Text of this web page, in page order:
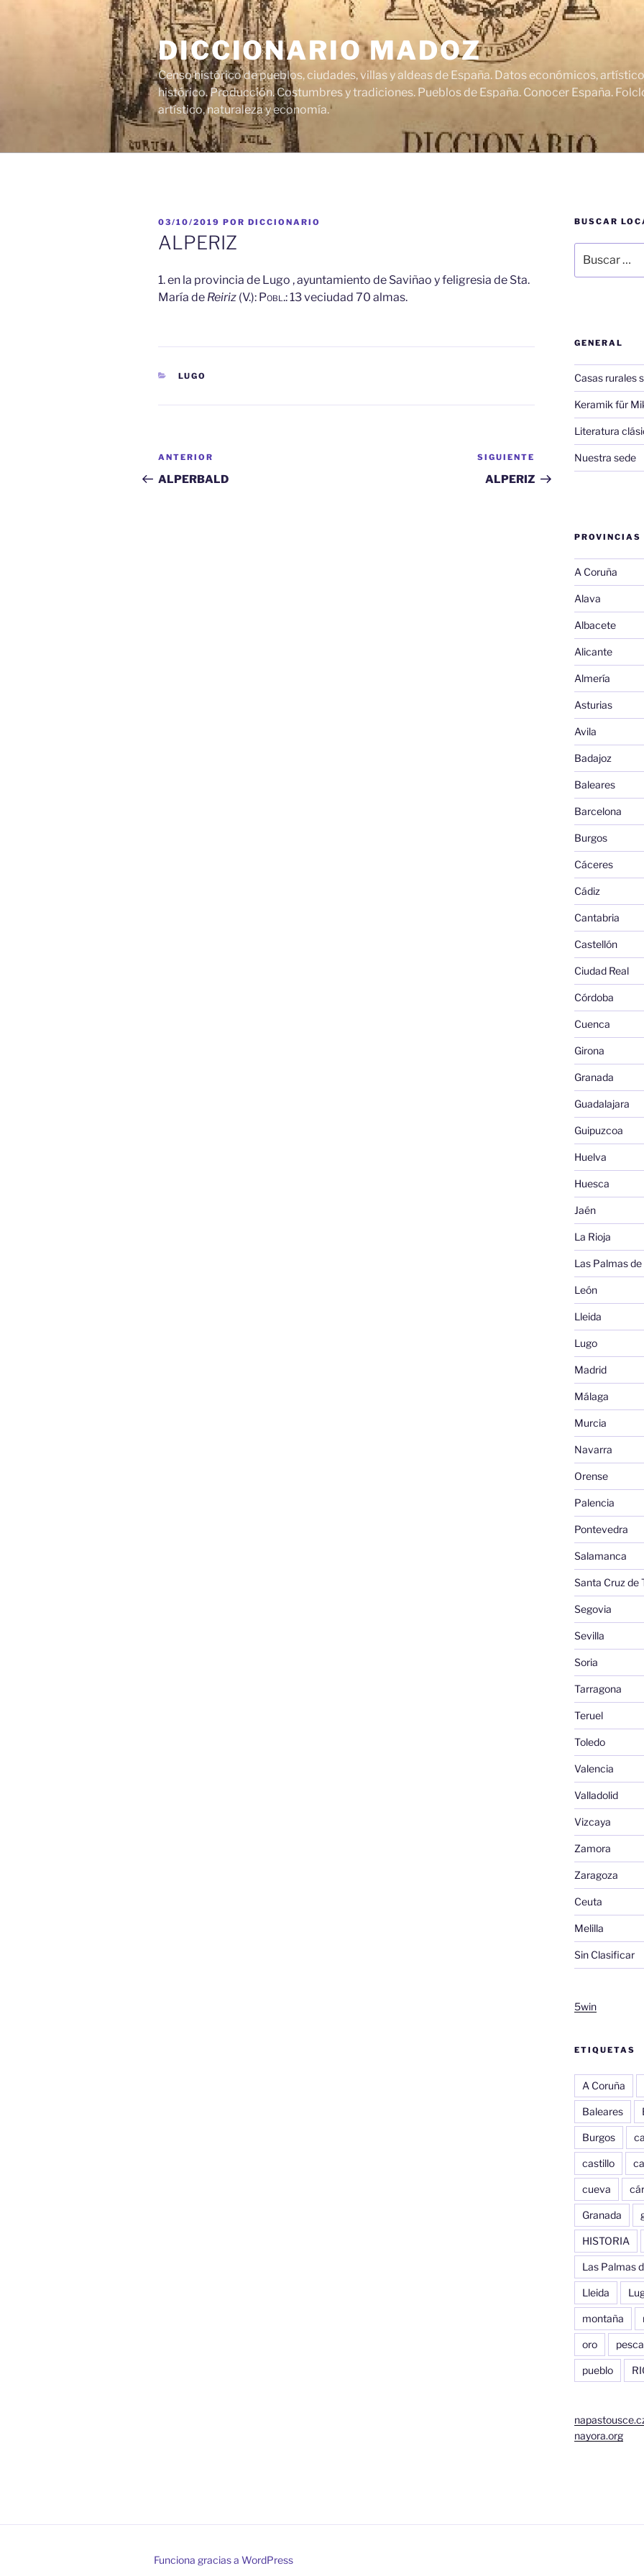
DICCIONARIO MADOZ
Censo histórico de pueblos, ciudades, villas y aldeas de España. Datos económicos,
histórico. Producción. Costumbres y tradiciones. Pueblos de España. Conocer España.
artístico, naturaleza y economía.
PUBLICADO
EL
03/10/2019 POR DICCIONARIO
ALPERIZ
1. en la provincia de Lugo , ayuntamiento de Saviñao y feligresia de Sta.
María de Reiriz (V.): Pobl.:13 veciudad 70 almas.
CATEGORÍAS
LUGO
Navegación
de
Entrada
anterior:
ANTERIOR
ALPERBALD
Siguiente
entrada
SIGUIENTE
ALPERIZ
BUSCAR
por:
GENERAL
Casas rurales
Keramik für
Literatura
Nuestra sede
PROVINCIAS
A Coruña
Alava
Albacete
Alicante
Almería
Asturias
Avila
Badajoz
Baleares
Barcelona
Burgos
Cáceres
Cádiz
Cantabria
Castellón
Ciudad Real
Córdoba
Cuenca
Girona
Granada
Guadalajara
Guipuzcoa
Huelva
Huesca
Jaén
La Rioja
Las Palmas
León
Lleida
Lugo
Madrid
Málaga
Murcia
Navarra
Orense
Palencia
Pontevedra
Salamanca
Santa Cruz de
Segovia
Sevilla
Soria
Tarragona
Teruel
Toledo
Valencia
Valladolid
Vizcaya
Zamora
Zaragoza
Ceuta
Melilla
Sin Clasificar
5win
ETIQUETAS
A Coruña
Baleares
Burgos
castillo
cueva
Granada
HISTORIA
Las Palmas
Lleida
montaña
oro pesca
pueblo
nayora.org
Funciona gracias a WordPress